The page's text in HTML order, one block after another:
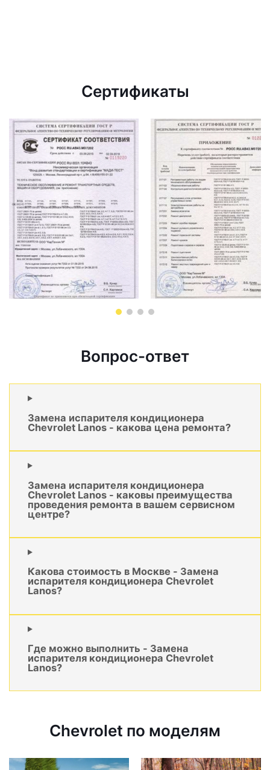
Сертификаты
Вопрос-ответ
Замена испарителя кондиционера
Chevrolet Lanos - какова цена ремонта?
Замена испарителя кондиционера
Chevrolet Lanos - каковы преимущества
проведения ремонта в вашем сервисном
центре?
Какова стоимость в Москве - Замена
испарителя кондиционера Chevrolet
Lanos?
Где можно выполнить - Замена
испарителя кондиционера Chevrolet
Lanos?
Chevrolet по моделям